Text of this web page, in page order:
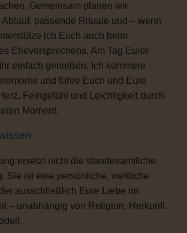
Gemeinsam planen wir
passende Rituale und – wenn
ich Euch auch beim
Eheversprechens. Am Tag Eurer
einfach genießen. Ich kümmere
und führe Euch und Eure
Feingefühl und Leichtigkeit durch
Moment.
ersetzt nicht die standesamtliche
Sie ist eine persönliche, weltliche
ausschließlich Eure Liebe im
– unabhängig von Religion, Herkunft